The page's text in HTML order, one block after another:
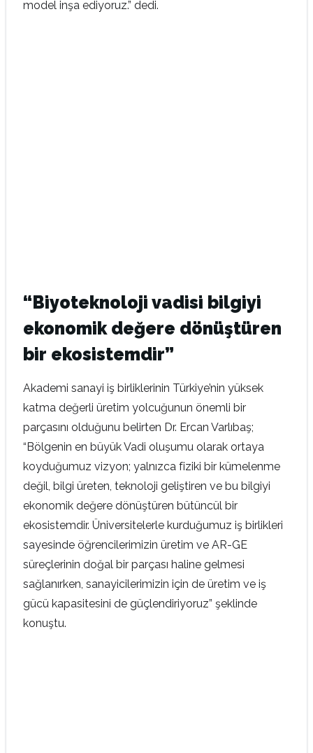
model inşa ediyoruz.” dedi.
“Biyoteknoloji vadisi bilgiyi
ekonomik değere dönüştüren
bir ekosistemdir”
Akademi sanayi iş birliklerinin Türkiye’nin yüksek
katma değerli üretim yolcuğunun önemli bir
parçasını olduğunu belirten Dr. Ercan Varlıbaş;
“Bölgenin en büyük Vadi oluşumu olarak ortaya
koyduğumuz vizyon; yalnızca fiziki bir kümelenme
değil, bilgi üreten, teknoloji geliştiren ve bu bilgiyi
ekonomik değere dönüştüren bütüncül bir
ekosistemdir. Üniversitelerle kurduğumuz iş birlikleri
sayesinde öğrencilerimizin üretim ve AR-GE
süreçlerinin doğal bir parçası haline gelmesi
sağlanırken, sanayicilerimizin için de üretim ve iş
gücü kapasitesini de güçlendiriyoruz” şeklinde
konuştu.